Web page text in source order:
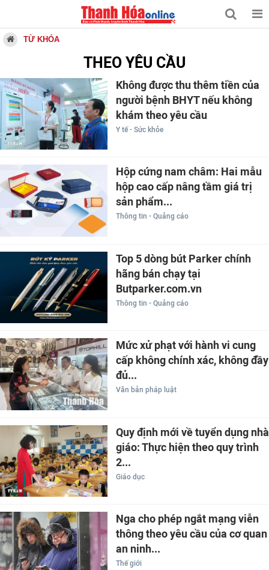
TỪ KHÓA
THEO YÊU CẦU
Không được thu thêm tiền của
người bệnh BHYT nếu không
khám theo yêu cầu
Y tế - Sức khỏe
Hộp cứng nam châm: Hai mẫu
hộp cao cấp nâng tầm giá trị
sản phẩm...
Thông tin - Quảng cáo
Top 5 dòng bút Parker chính
hãng bán chạy tại
Butparker.com.vn
Thông tin - Quảng cáo
Mức xử phạt với hành vi cung
cấp không chính xác, không đầy
đủ...
Văn bản pháp luật
Quy định mới về tuyển dụng nhà
giáo: Thực hiện theo quy trình
2...
Giáo dục
Nga cho phép ngắt mạng viễn
thông theo yêu cầu của cơ quan
an ninh...
Thế giới